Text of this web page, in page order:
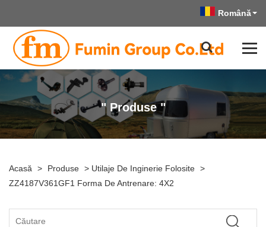
Română
" Produse "
Acasă > Produse > Utilaje De Inginerie Folosite >
ZZ4187V361GF1 Forma De Antrenare: 4X2